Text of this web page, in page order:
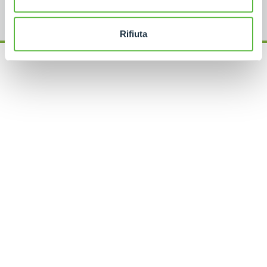
Rifiuta